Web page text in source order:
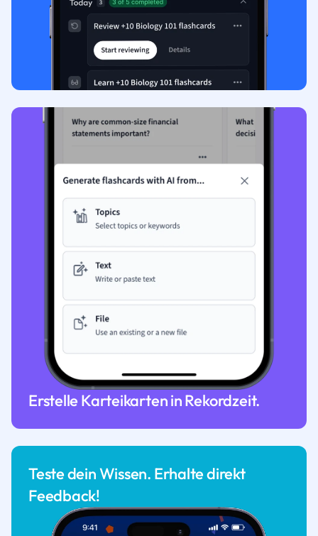
Erstelle Karteikarten in Rekordzeit.
Teste dein Wissen. Erhalte direkt
Feedback!